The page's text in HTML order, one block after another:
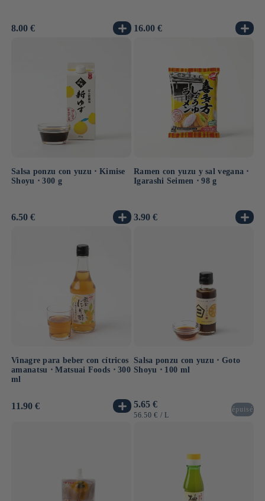
Precio
8.00 €
Precio
16.00 €
Salsa ponzu con yuzu ⋅ Kimise
Shoyu ⋅ 300 g
Precio
6.50 €
Ramen con yuzu y sal vegana ⋅
Igarashi Seimen ⋅ 98 g
Precio
3.90 €
Vinagre para beber con cítricos
amanatsu ⋅ Matsuai Foods ⋅ 300
ml
Precio
11.90 €
Salsa ponzu con yuzu ⋅ Goto
Shoyu ⋅ 100 ml
Precio
habitual
5.65 €
PRECIO
56.50 € / POR
L
épuisé